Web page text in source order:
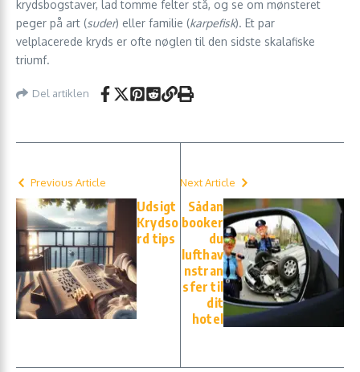
krydsbogstaver, lad tomme felter stå, og se om mønsteret
peger på art (suder) eller familie (karpefisk). Et par
velplacerede kryds er ofte nøglen til den sidste skalafiske
triumf.
Del artiklen
Previous Article
Udsigt
Krydso
rd tips
Next Article
Sådan
booker
du
lufthav
nstran
sfer til
dit
hotel